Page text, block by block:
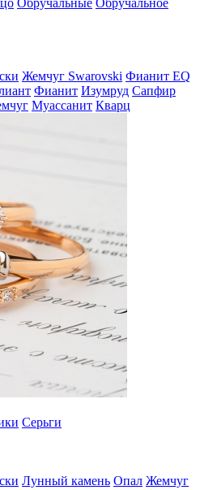
Обручальные Обручальное
Жемчуг Swarovski Фианит EQ
Фианит Изумруд Сапфир
Муассанит Кварц
Серьги
Лунный камень Опал Жемчуг